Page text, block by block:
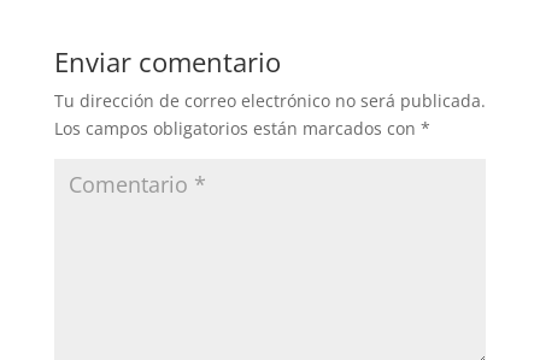
Enviar comentario
Tu dirección de correo electrónico no será publicada.
Los campos obligatorios están marcados con *